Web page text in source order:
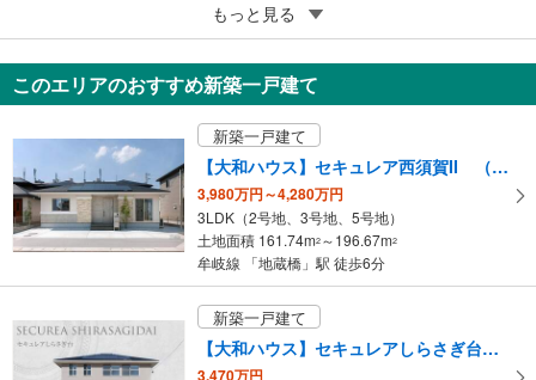
徳島市国府町府中
1,335万円
220.8m2（登記）
徳島県徳島市国府町府中
もっと見る
このエリアのおすすめ新築一戸建て
新築一戸建て
【大和ハウス】セキュレア西須賀II （分譲住宅）
3,980万円～4,280万円
3LDK（2号地、3号地、5号地）
土地面積 161.74m2 ～196.67m2
牟岐線 「地蔵橋」駅 徒歩6分
新築一戸建て
【大和ハウス】セキュレアしらさぎ台 （分譲住宅）
3,470万円